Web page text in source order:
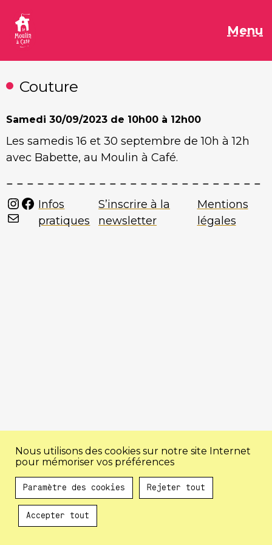
contenu
Menu
Couture
Samedi 30/09/2023 de 10h00 à 12h00
Les samedis 16 et 30 septembre de 10h à 12h
avec Babette, au Moulin à Café.
Instagram
Facebook
Mail
Infos
pratiques
S’inscrire à la
newsletter
Mentions
légales
Au programme !
Nous utilisons des cookies sur notre site Internet
pour mémoriser vos préférences
Paramètre des cookies Rejeter tout
Accepter tout